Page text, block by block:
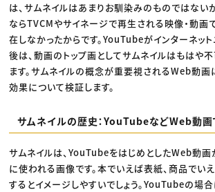
は、サムネイルはあまりお馴染みのものではない
ならTVCMやサイネージで再生される映像・動画
在しなかったからです。YouTubeがインターネッ
後は、動画のトップ画としてサムネイルはもはや
ます。サムネイルの概念が重要視されるWeb動画
効果について検証します。
サムネイルの歴史：YouTubeなどWeb動
サムネイルは、YouTubeをはじめとしたWeb動
に使われる画像です。本でいえば表紙、商品でい
するとイメージしやすいでしょう。YouTubeの場